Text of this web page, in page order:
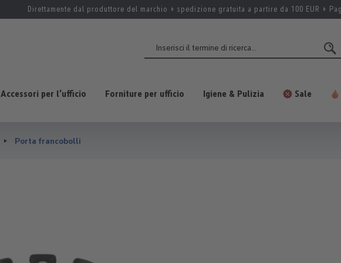
Direttamente dal produttore del marchio + spedizione gratuita a partire da 100 EUR +
Accessori per l'ufficio Forniture per ufficio Igiene & Pulizia Sale
Porta francobolli